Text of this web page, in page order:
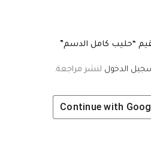
“حليب كامل الدسم”
الدخول لنشر مراجعة.
Continue with